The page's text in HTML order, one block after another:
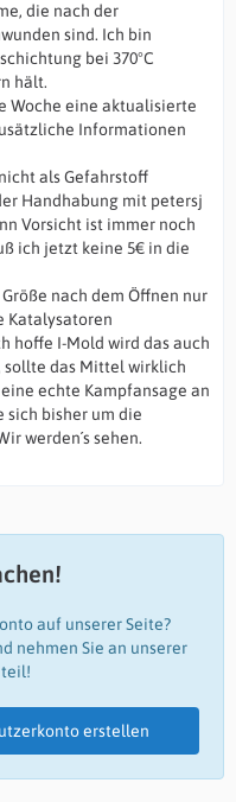
die nach der
sind. Ich bin
bei 370°C
hält.
Woche eine aktualisierte
Informationen
als Gefahrstoff
Handhabung mit petersj
Vorsicht ist immer noch
ich jetzt keine 5€ in die
nach dem Öffnen nur
Katalysatoren
hoffe I-Mold wird das auch
sollte das Mittel wirklich
echte Kampfansage an
sich bisher um die
werden´s sehen.
auf unserer Seite?
nehmen Sie an unserer
erstellen